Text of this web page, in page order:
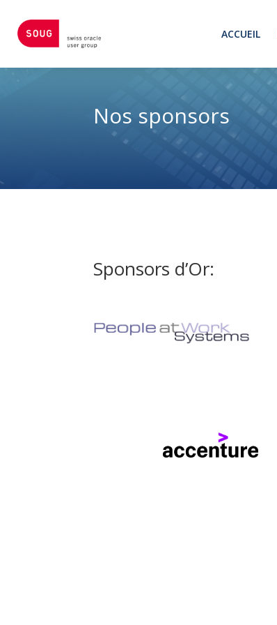
ACCUEIL
Nos sponsors
Sponsors d’Or: